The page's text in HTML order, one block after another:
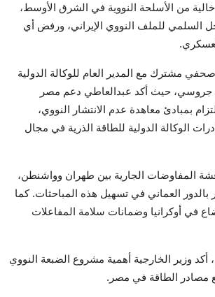
من الأسلحة النووية في الشرق الأوسط،
السلمي للملف النووي الإيراني، ورفض أي
مشترك مع المدير العام للوكالة الدولية
جروسي، حيث أكد عبدالعاطي دعم مصر
بمبادئ معاهدة عدم الانتشار النووي،
الوكالة الدولية للطاقة الذرية في مجال
المفاوضات الجارية بين طهران وواشنطن،
العماني في تسهيل هذه المباحثات. كما
في أوكرانيا وضمانات سلامة المفاعلات
وزير الخارجية أهمية مشروع الضبعة النووي
مصادر الطاقة في مصر.